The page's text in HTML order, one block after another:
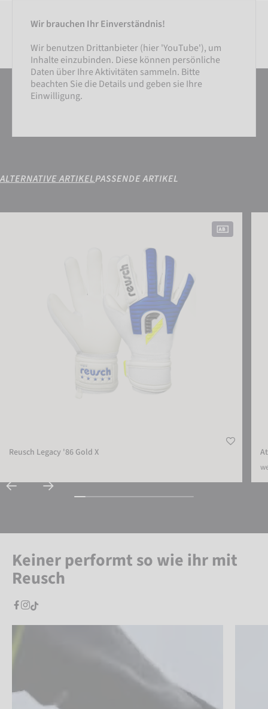
EINSTELLUNGEN
EXTERNE MEDIEN AKZEPTIEREN
Wir brauchen Ihr Einverständnis!
Wir benutzen Drittanbieter (hier 'YouTube'), um
Inhalte einzubinden. Diese können persönliche
Daten über Ihre Aktivitäten sammeln. Bitte
beachten Sie die Details und geben sie Ihre
Einwilligung.
EXTERNE MEDIEN AKZEPTIEREN
ALTERNATIVE ARTIKELPASSENDE ARTIKEL
Reusch Legacy '86 Gold X
Keiner performt so wie ihr mit
Reusch